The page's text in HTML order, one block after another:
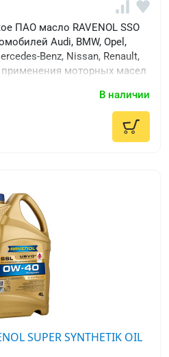
ПАО масло RAVENOL SSO
Audi, BMW, Opel,
Benz, Nissan, Renault,
применения моторных масел
В наличии
SUPER SYNTHETIK OIL